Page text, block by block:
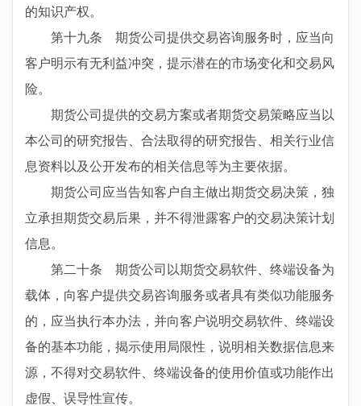
的知识产权。
第十九条 期货公司提供交易咨询服务时，应当向
客户明示有无利益冲突，提示潜在的市场变化和交易风
险。
期货公司提供的交易方案或者期货交易策略应当以
本公司的研究报告、合法取得的研究报告、相关行业信
息资料以及公开发布的相关信息等为主要依据。
期货公司应当告知客户自主做出期货交易决策，独
立承担期货交易后果，并不得泄露客户的交易决策计划
信息。
第二十条 期货公司以期货交易软件、终端设备为
载体，向客户提供交易咨询服务或者具有类似功能服务
的，应当执行本办法，并向客户说明交易软件、终端设
备的基本功能，揭示使用局限性，说明相关数据信息来
源，不得对交易软件、终端设备的使用价值或功能作出
虚假、误导性宣传。